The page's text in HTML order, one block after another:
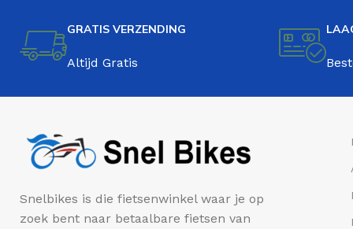
GRATIS VERZENDING
Altijd Gratis
Snelbikes is die fietsenwinkel waar je op
zoek bent naar betaalbare fietsen van